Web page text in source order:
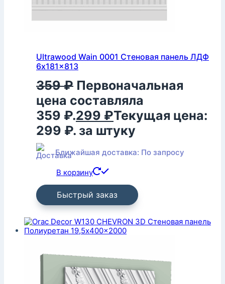
Ultrawood Wain 0001 Стеновая панель ЛДФ
6x181x813
359₽ Первоначальная
цена составляла
359 ₽.299 ₽Текущая цена:
299 ₽. за штуку
Ближайшая доставка: По запросу
В корзину
Быстрый заказ